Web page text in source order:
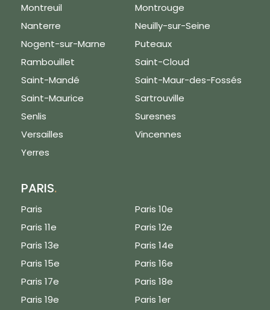
Montreuil
Montrouge
Nanterre
Neuilly-sur-Seine
Nogent-sur-Marne
Puteaux
Rambouillet
Saint-Cloud
Saint-Mandé
Saint-Maur-des-Fossés
Saint-Maurice
Sartrouville
Senlis
Suresnes
Versailles
Vincennes
Yerres
PARIS.
Paris
Paris 10e
Paris 11e
Paris 12e
Paris 13e
Paris 14e
Paris 15e
Paris 16e
Paris 17e
Paris 18e
Paris 19e
Paris 1er